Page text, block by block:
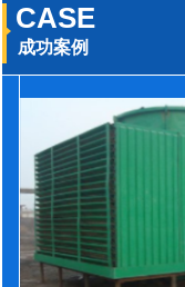
CASE
成功案例